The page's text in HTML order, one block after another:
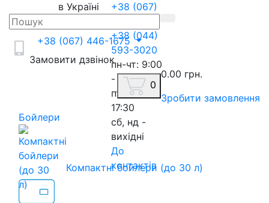
+38 (067)
+38 (044)
593-3020
пн-чт: 9:00
- 18:00
пт: 9:00 -
17:30
сб, нд -
вихідні
До
контактів
в Україні
+38 (067) 446-1675
Замовити дзвінок
0
0.00 грн.
Зробити замовлення
Бойлери
Компактні бойлери (до 30 л)